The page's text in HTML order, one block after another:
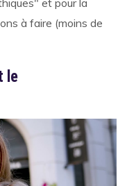
et pour la
à faire (moins de
le